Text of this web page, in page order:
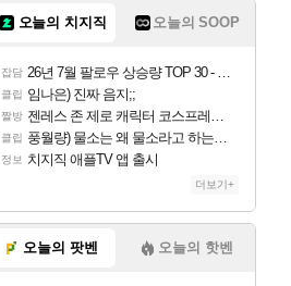
오늘의 치지직 오늘의 SOOP
잡담 26년 7월 팔로우 상승량 TOP 30 - 월간 치지직
클립 임나은) 진짜 음지;;
짤방 젠레스 존 제로 캐릭터 코스프레한 꽁주
클립 풍월량) 물소는 왜 물소라고 하는거야? 아! 그만 ㅋㅋ 알았어 ㅋㅋ
정보 치지직 애플TV 앱 출시
더보기+
오늘의 팟벤 오늘의 핫벤